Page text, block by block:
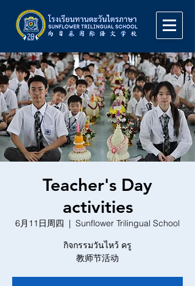
Teacher's Day
activities
6月11日周四
  |
Sunflower Trilingual School
กิจกรรมวันไหว้ ครู
教师节活动